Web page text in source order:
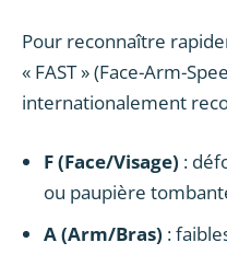
Pour reconnaître
« FAST » (Face-Arm-
internationalement
F (Face/Visage) :
ou paupière
A (Arm/Bras) :